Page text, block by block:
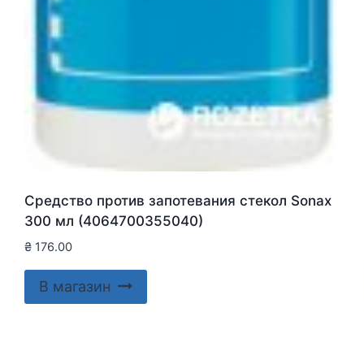
Средство против запотевания стекол Sonax
300 мл (4064700355040)
₴ 176.00
В магазин